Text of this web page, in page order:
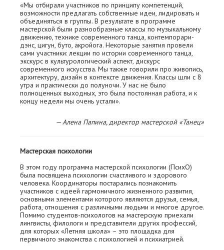
«Мы отбирали участников по принципу компетенций,
возможности предлагать собственные идеи, лидировать и
объединяться в группы. В результате в программе
мастерской были разнообразные классы по музыкальному
движению, технике современного танца, контемпорари-
дэнс, цигун, буто, акройога. Некоторые занятия провели
сами участники: лекции по истории современного танца,
экскурс в культурологический аспект, дискурс
современного искусства. Мы также говорили про живопись,
архитектуру, дизайн в контексте движения. Классы шли с 8
утра и практически до полуночи. У нас не было
полноценных выходных, это была постоянная работа, и к
концу недели мы очень устали».
— Алена Папина, директор мастерской «Танец»
Мастерская психологии
В этом году программа мастерской психологии (ПсихО)
была посвящена психологии счастливого и здорового
человека. Координаторы постарались познакомить
участников с идеей гармоничного жизненного развития,
основными элементами которого являются друзья, семья,
работа, отношения с различными людьми и многое другое.
Помимо студентов-психологов на мастерскую приехали
лингвисты, филологи и представители других профессий,
для которых «Летняя школа» – это площадка для
первичного знакомства с психологией и психиатрией.